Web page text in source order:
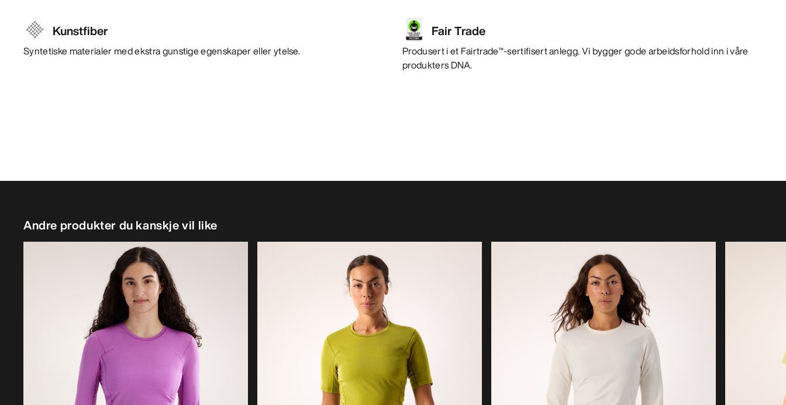
Kunstfiber
Syntetiske materialer med ekstra gunstige egenskaper eller ytelse.
Fair Trade
Produsert i et Fairtrade™-sertifisert anlegg. Vi bygger gode arbeidsforhold inn i våre
produkters DNA.
Andre produkter du kanskje vil like